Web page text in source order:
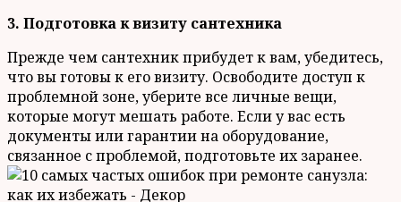
3. Подготовка к визиту сантехника
Прежде чем сантехник прибудет к вам, убедитесь,
что вы готовы к его визиту. Освободите доступ к
проблемной зоне, уберите все личные вещи,
которые могут мешать работе. Если у вас есть
документы или гарантии на оборудование,
связанное с проблемой, подготовьте их заранее.